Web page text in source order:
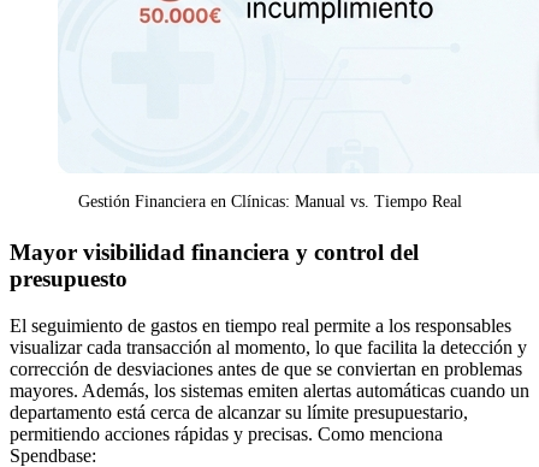
Gestión Financiera en Clínicas: Manual vs. Tiempo Real
Mayor visibilidad financiera y control del
presupuesto
El seguimiento de gastos en tiempo real permite a los responsables
visualizar cada transacción al momento, lo que facilita la detección y
corrección de desviaciones antes de que se conviertan en problemas
mayores. Además, los sistemas emiten alertas automáticas cuando un
departamento está cerca de alcanzar su límite presupuestario,
permitiendo acciones rápidas y precisas. Como menciona
Spendbase: